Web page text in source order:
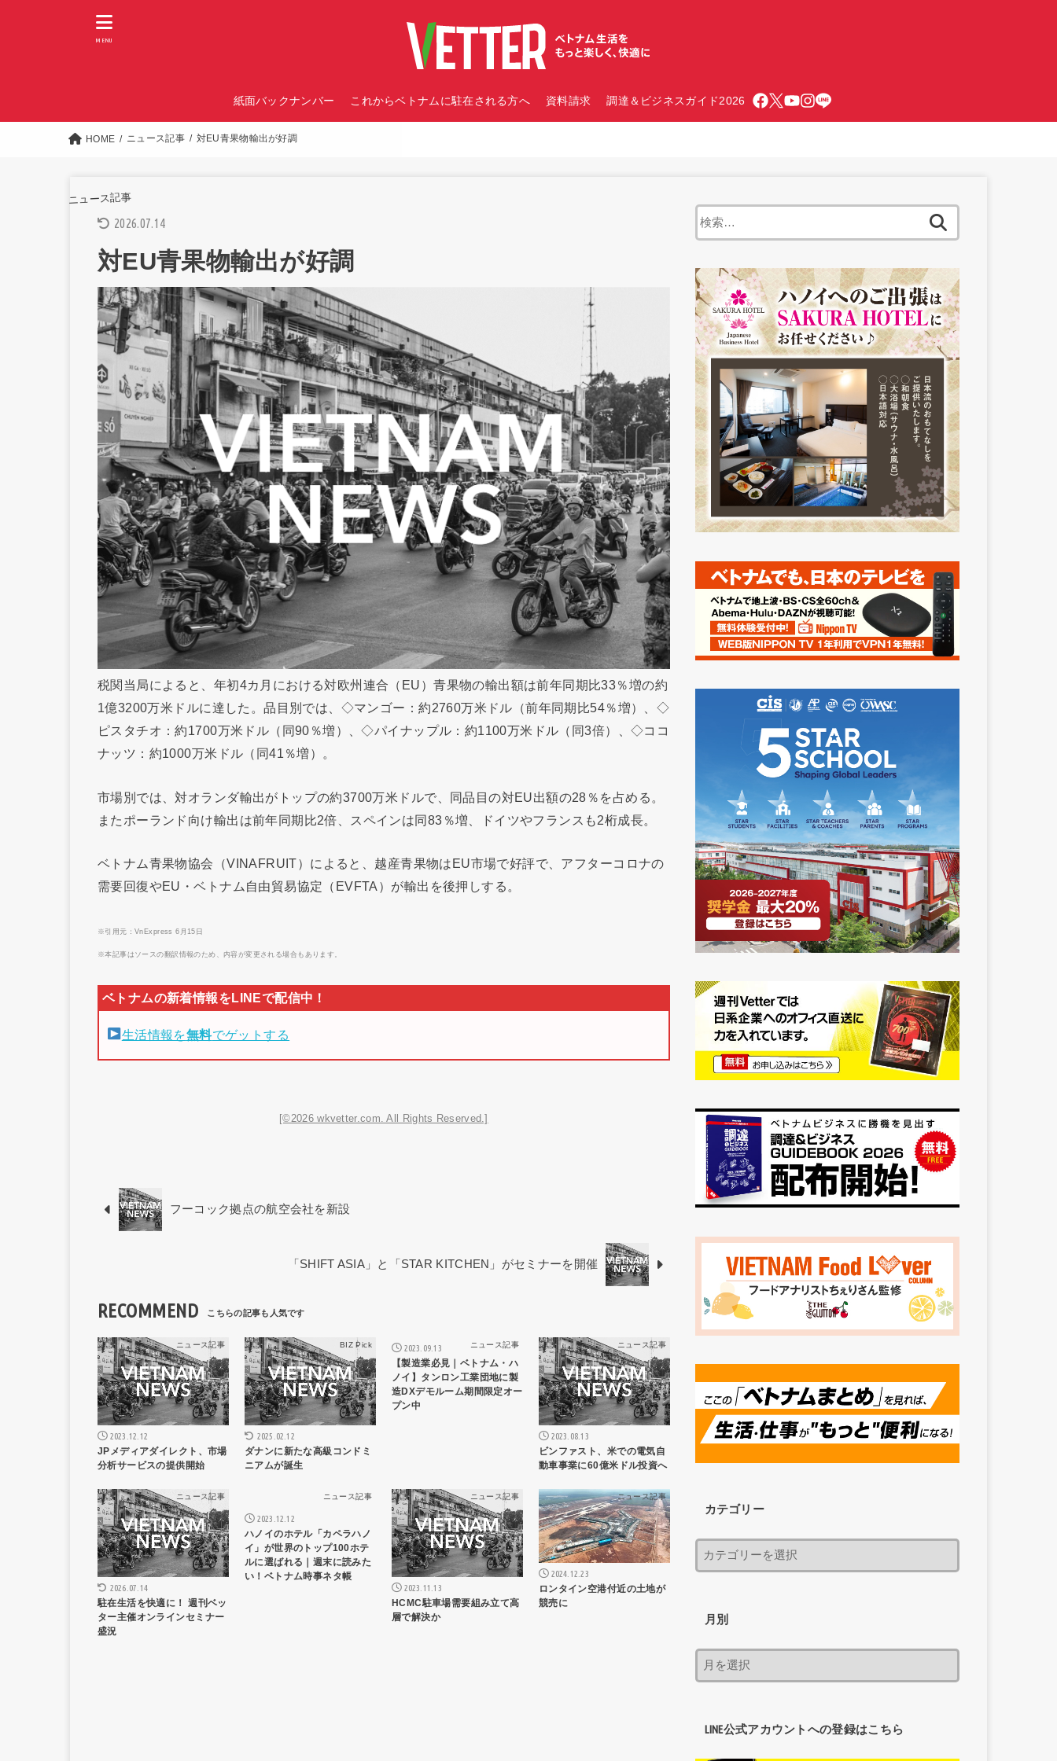
紙面バックナンバー これからベトナムに駐在される方へ 資料請求 調達＆ビジネスガイド2026
MENU
HOME ニュース記事 対EU青果物輸出が好調
ニュース記事
2026.07.14
対EU青果物輸出が好調
税関当局によると、年初4カ月における対欧州連合（EU）青果物の輸出額は前年同期比33％増の約
1億3200万米ドルに達した。品目別では、◇マンゴー：約2760万米ドル（前年同期比54％増）、◇
ピスタチオ：約1700万米ドル（同90％増）、◇パイナップル：約1100万米ドル（同3倍）、◇ココ
ナッツ：約1000万米ドル（同41％増）。
市場別では、対オランダ輸出がトップの約3700万米ドルで、同品目の対EU出額の28％を占める。
またポーランド向け輸出は前年同期比2倍、スペインは同83％増、ドイツやフランスも2桁成長。
ベトナム青果物協会（VINAFRUIT）によると、越産青果物はEU市場で好評で、アフターコロナの
需要回復やEU・ベトナム自由貿易協定（EVFTA）が輸出を後押しする。
※引用元：VnExpress 6月15日
※本記事はソースの翻訳情報のため、内容が変更される場合もあります。
生活情報を無料でゲットする
[©2026 wkvetter.com. All Rights Reserved.]
フーコック拠点の航空会社を新設
「SHIFT ASIA」と「STAR KITCHEN」がセミナーを開催
RECOMMEND
ニュース記事
2023.12.12
JPメディアダイレクト、市場
分析サービスの提供開始
BIZ Pick
2025.02.12
ダナンに新たな高級コンドミ
ニアムが誕生
ニュース記事
2023.09.13
【製造業必見｜ベトナム・ハ
ノイ】タンロン工業団地に製
造DXデモルーム期間限定オー
プン中
ニュース記事
2023.08.13
ビンファスト、米での電気自
動車事業に60億米ドル投資へ
ニュース記事
2026.07.14
駐在生活を快適に！ 週刊ベッ
ター主催オンラインセミナー
盛況
ニュース記事
2023.12.12
ハノイのホテル「カペラハノ
イ」が世界のトップ100ホテ
ルに選ばれる｜週末に読みた
い！ベトナム時事ネタ帳
ニュース記事
2023.11.13
HCMC駐車場需要組み立て高
層で解決か
ニュース記事
2024.12.23
ロンタイン空港付近の土地が
競売に
カテゴリー
月別
LINE公式アカウントへの登録はこちら